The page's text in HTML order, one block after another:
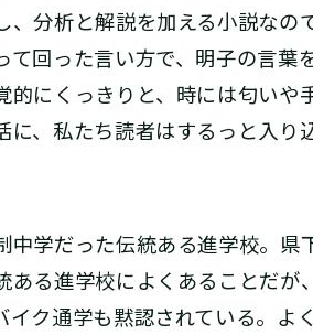
、分析と解説を加える小説なの
て回った言い方で、明子の言葉
的にくっきりと、時には匂いや
に、私たち読者はするっと入り
学だった伝統ある進学校。県
ある進学校によくあることだ
イク通学も黙認されている。